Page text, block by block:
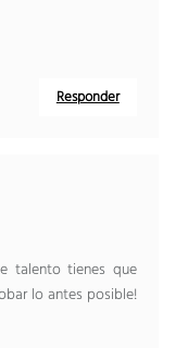
Responder
talento tienes que
lo antes posible!